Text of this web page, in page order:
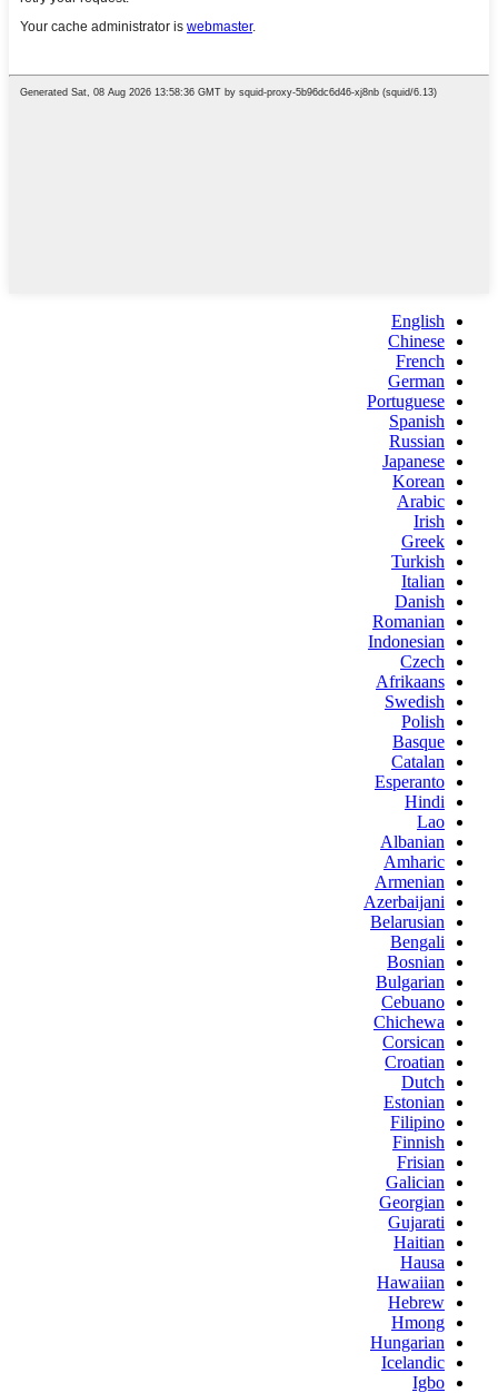
English
Chinese
French
German
Portuguese
Spanish
Russian
Japanese
Korean
Arabic
Irish
Greek
Turkish
Italian
Danish
Romanian
Indonesian
Czech
Afrikaans
Swedish
Polish
Basque
Catalan
Esperanto
Hindi
Lao
Albanian
Amharic
Armenian
Azerbaijani
Belarusian
Bengali
Bosnian
Bulgarian
Cebuano
Chichewa
Corsican
Croatian
Dutch
Estonian
Filipino
Finnish
Frisian
Galician
Georgian
Gujarati
Haitian
Hausa
Hawaiian
Hebrew
Hmong
Hungarian
Icelandic
Igbo